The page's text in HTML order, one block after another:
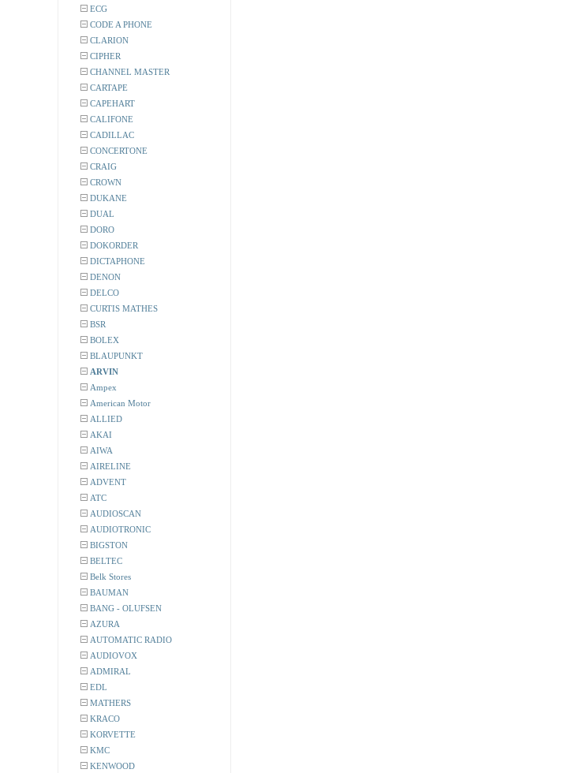
ECG
CODE A PHONE
CLARION
CIPHER
CHANNEL MASTER
CARTAPE
CAPEHART
CALIFONE
CADILLAC
CONCERTONE
CRAIG
CROWN
DUKANE
DUAL
DORO
DOKORDER
DICTAPHONE
DENON
DELCO
CURTIS MATHES
BSR
BOLEX
BLAUPUNKT
ARVIN
Ampex
American Motor
ALLIED
AKAI
AIWA
AIRELINE
ADVENT
ATC
AUDIOSCAN
AUDIOTRONIC
BIGSTON
BELTEC
Belk Stores
BAUMAN
BANG - OLUFSEN
AZURA
AUTOMATIC RADIO
AUDIOVOX
ADMIRAL
EDL
MATHERS
KRACO
KORVETTE
KMC
KENWOOD